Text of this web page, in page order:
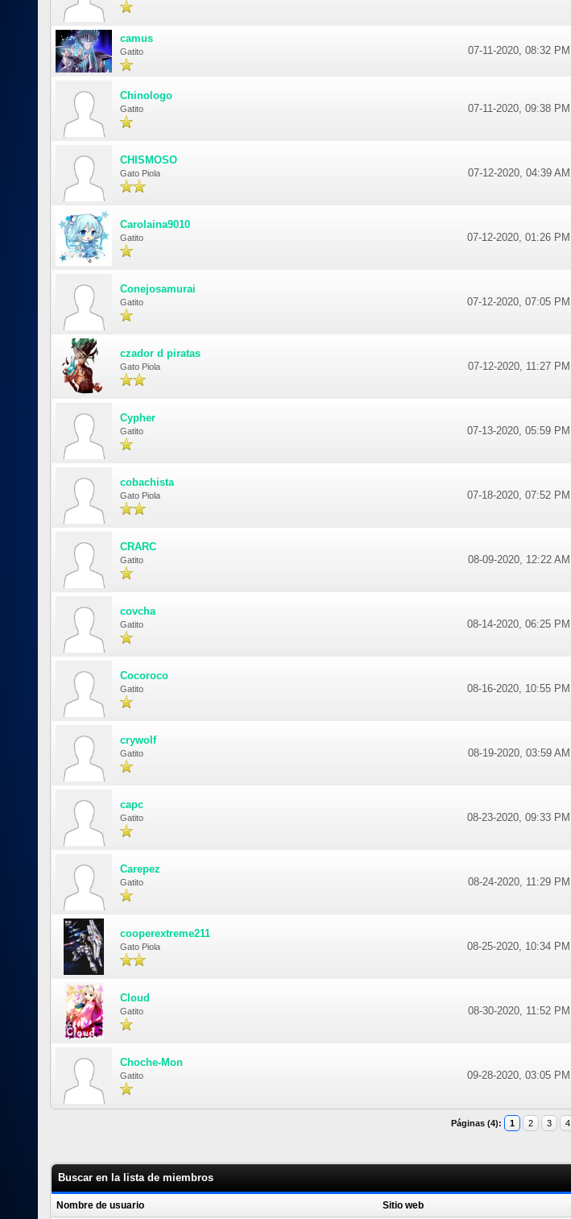
camus
Gatito 07-11-2020, 08:32 PM
Chinologo
Gatito 07-11-2020, 09:38 PM
CHISMOSO
Gato Piola 07-12-2020, 04:39 AM
Carolaina9010
Gatito 07-12-2020, 01:26 PM
Conejosamurai
Gatito 07-12-2020, 07:05 PM
czador d piratas
Gato Piola 07-12-2020, 11:27 PM
Cypher
Gatito 07-13-2020, 05:59 PM
cobachista
Gato Piola 07-18-2020, 07:52 PM
CRARC
Gatito 08-09-2020, 12:22 AM
covcha
Gatito 08-14-2020, 06:25 PM
Cocoroco
Gatito 08-16-2020, 10:55 PM
crywolf
Gatito 08-19-2020, 03:59 AM
capc
Gatito 08-23-2020, 09:33 PM
Carepez
Gatito 08-24-2020, 11:29 PM
cooperextreme211
Gato Piola 08-25-2020, 10:34 PM
Cloud
Gatito 08-30-2020, 11:52 PM
Choche-Mon
Gatito 09-28-2020, 03:05 PM
Páginas (4): 1 2 3 4
Buscar en la lista de miembros
Nombre de usuario Sitio web